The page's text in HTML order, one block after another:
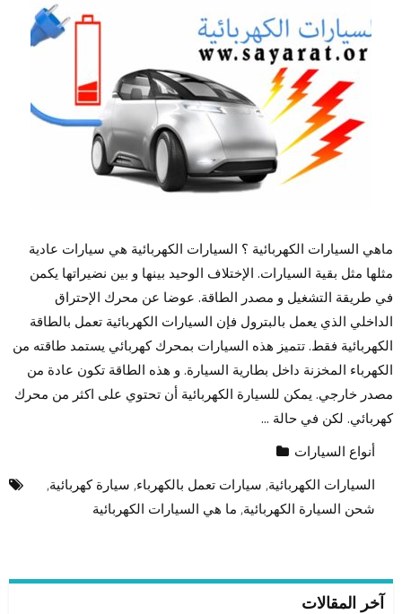
ماهي السيارات الكهربائية ؟ السيارات الكهربائية هي سيارات عادية
مثلها مثل بقية السيارات. الإختلاف الوحيد بينها و بين نضيراتها يكمن
في طريقة التشغيل و مصدر الطاقة. عوضا عن محرك الإحتراق
الداخلي الذي يعمل بالبترول فإن السيارات الكهربائية تعمل بالطاقة
الكهربائية فقط. تتميز هذه السيارات بمحرك كهربائي يستمد طاقته من
الكهرباء المخزنة داخل بطارية السيارة. و هذه الطاقة تكون عادة من
مصدر خارجي. يمكن للسيارة الكهربائية أن تحتوي على اكثر من محرك
كهربائي. لكن في حالة ...
أنواع السيارات
السيارات الكهربائية, سيارات تعمل بالكهرباء, سيارة كهربائية,
شحن السيارة الكهربائية, ما هي السيارات الكهربائية
آخر المقالات